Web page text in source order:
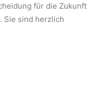
für die Zukunft
Sie sind herzlich